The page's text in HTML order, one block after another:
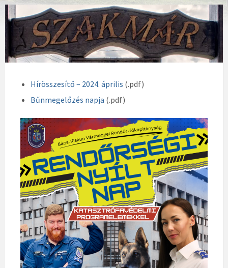
Hírösszesítő – 2024. április (.pdf)
Bűnmegelőzés napja (.pdf)